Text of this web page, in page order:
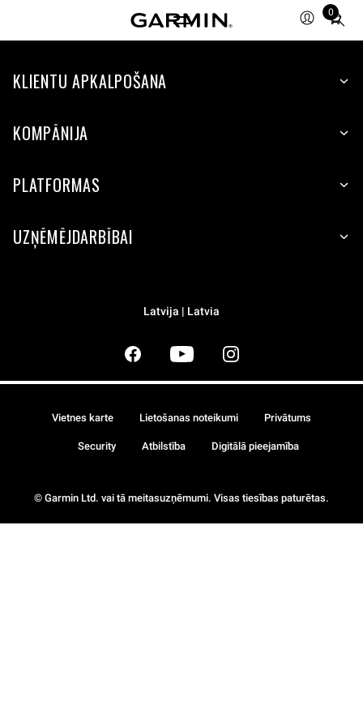
0
Total
items
cart:
KLIENTU APKALPOŠANA
KOMPĀNIJA
PLATFORMAS
UZŅĒMĒJDARBĪBAI
Latvija | Latvia
© Garmin Ltd. vai tā meitasuzņēmumi. Visas tiesības paturētas.
Vietnes karte Lietošanas noteikumi Privātums
Security Atbilstība Digitālā pieejamība